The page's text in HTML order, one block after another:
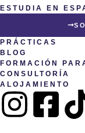
ESTUDIA EN
PRÁCTICAS
BLOG
FORMACIÓN
CONSULTORÍA
ALOJAMIENTO